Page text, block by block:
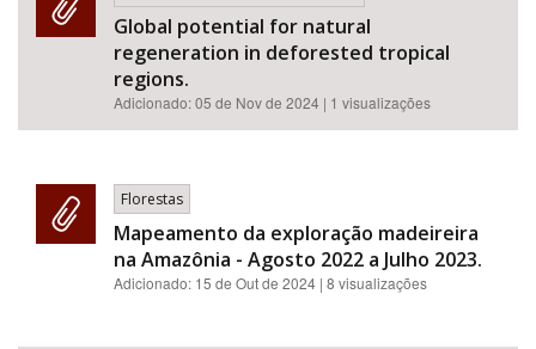
Global potential for natural
regeneration in deforested tropical
regions.
Adicionado:05 de Nov de 2024 | 1 visualizações
Florestas
Mapeamento da exploração madeireira
na Amazônia - Agosto 2022 a Julho 2023.
Adicionado: 15 de Out de 2024 | 8 visualizações